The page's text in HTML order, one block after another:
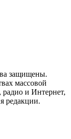
защищены.
массовой
радио и Интернет,
редакции.